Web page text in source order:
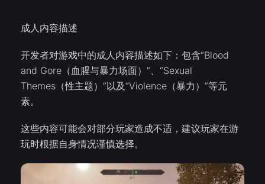
成人内容描述
开发者对游戏中的成人内容描述如下：包含“Blood
and Gore（血腥与暴力场面）”、“Sexual
Themes（性主题）”以及“Violence（暴力）”等元
素。
这些内容可能会对部分玩家造成不适，建议玩家在游
玩时根据自身情况谨慎选择。